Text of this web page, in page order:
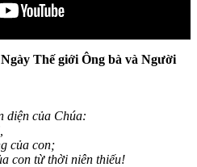
Thế giới Ông bà và Người
diện của Chúa:
của con;
con từ thời niên thiếu!